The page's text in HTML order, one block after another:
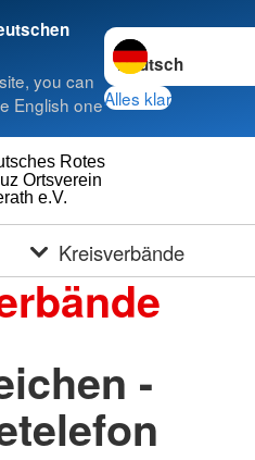
you can
English one
Sprache wechseln
Alles klar
e.V.
Ortsverein
Rotes
Kreisverbände
-